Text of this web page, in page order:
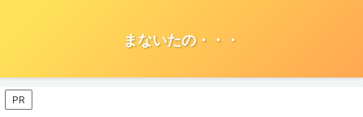
まないたの・・・
PR